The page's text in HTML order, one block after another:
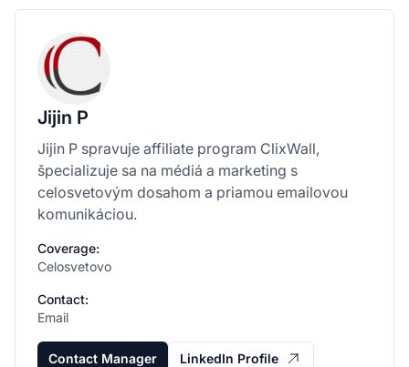
Jijin P
Jijin P spravuje affiliate program ClixWall,
špecializuje sa na médiá a marketing s
celosvetovým dosahom a priamou emailovou
komunikáciou.
Coverage:
Celosvetovo
Contact:
Email
Contact Manager LinkedIn Profile